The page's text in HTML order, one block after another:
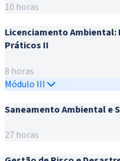
10 horas
Licenciamento
Práticos II
8 horas
Módulo III
Saneamento Ambiental e
27 horas